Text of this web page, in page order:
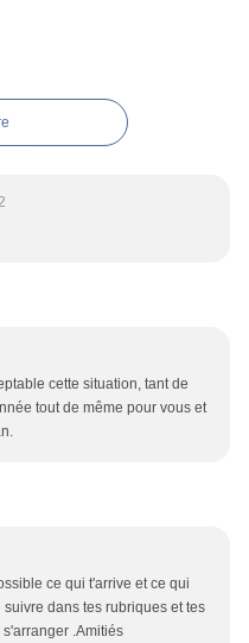
cette situation, tant de
tout de même pour vous et
ce qui t'arrive et ce qui
dans tes rubriques et tes
.Amitiés